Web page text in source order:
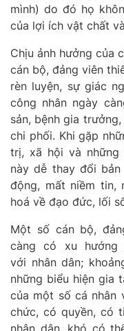
mình) do đó họ
của lợi ích vật chất
Chịu ảnh hưởng của
cán bộ, đảng viên
rèn luyện, sựgiác
công nhân ngày
sản, bệnh gia
chi phối. Khi gặp
trị, xã hội và
nàydễ thay đổi bản
động, mất niềm tin,
hoá về đạo đức, lối
Một số cán bộ,
càng có xu
với nhân dân;
những biểu hiện gia
của một số cá nhân
chức, có quyền, có
nhân dân, khó có